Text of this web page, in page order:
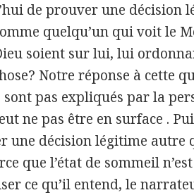
de prouver une décision
quelqu’un qui voit le
soient sur lui, lui
Notre réponse à cette
pas expliqués par la
ne pas être en surface .
une décision légitime autre
que l’état de sommeil
ce qu’il entend, le